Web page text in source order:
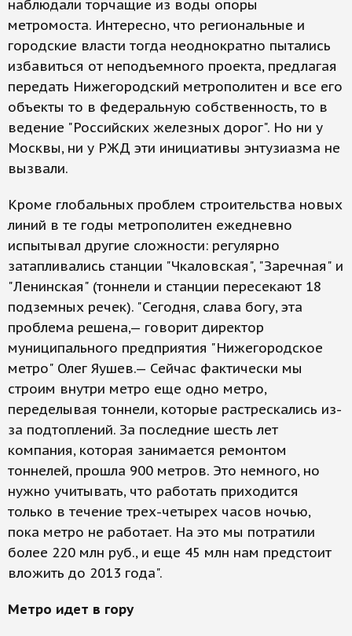
наблюдали торчащие из воды опоры
метромоста. Интересно, что региональные и
городские власти тогда неоднократно пытались
избавиться от неподъемного проекта, предлагая
передать Нижегородский метрополитен и все его
объекты то в федеральную собственность, то в
ведение "Российских железных дорог". Но ни у
Москвы, ни у РЖД эти инициативы энтузиазма не
вызвали.
Кроме глобальных проблем строительства новых
линий в те годы метрополитен ежедневно
испытывал другие сложности: регулярно
затапливались станции "Чкаловская", "Заречная" и
"Ленинская" (тоннели и станции пересекают 18
подземных речек). "Сегодня, слава богу, эта
проблема решена,— говорит директор
муниципального предприятия "Нижегородское
метро" Олег Яушев.— Сейчас фактически мы
строим внутри метро еще одно метро,
переделывая тоннели, которые растрескались из-
за подтоплений. За последние шесть лет
компания, которая занимается ремонтом
тоннелей, прошла 900 метров. Это немного, но
нужно учитывать, что работать приходится
только в течение трех-четырех часов ночью,
пока метро не работает. На это мы потратили
более 220 млн руб., и еще 45 млн нам предстоит
вложить до 2013 года".
Метро идет в гору